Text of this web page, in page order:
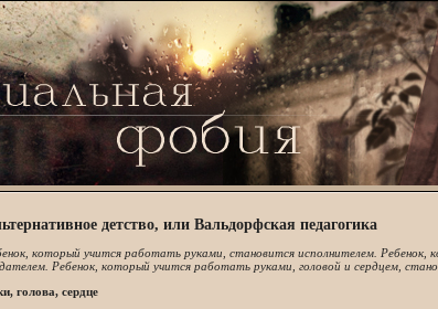
детство, или Вальдорфская педагогика
который учится работать руками, становится исполнителем.
Ребенок, который учится работать руками, головой и сердцем,
голова, сердце